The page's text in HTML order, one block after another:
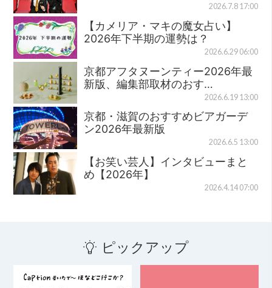
2026.7.8 17:00
【カメリア・マキの魔女占い】
2026年下半期の運勢は？
2026.6.29 06:00
京都アフタヌーンティー2026年最
新版、編集部取材のおす…
2026.6.19 13:00
京都・滋賀のおすすめビアガーデ
ン2026年最新版
2026.6.5 13:00
【お笑い芸人】インタビューまと
め【2026年】
2026.4.14 07:00
ピックアップ